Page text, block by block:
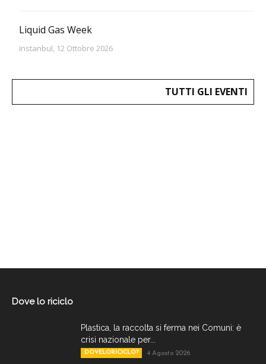
Liquid Gas Week
Instanbul, 12 Ottobre 2026
TUTTI GLI EVENTI
Dove lo riciclo
Plastica, la raccolta si ferma nei Comuni: è
crisi nazionale per...
DOVELORICICLO? 4 Agosto 2026